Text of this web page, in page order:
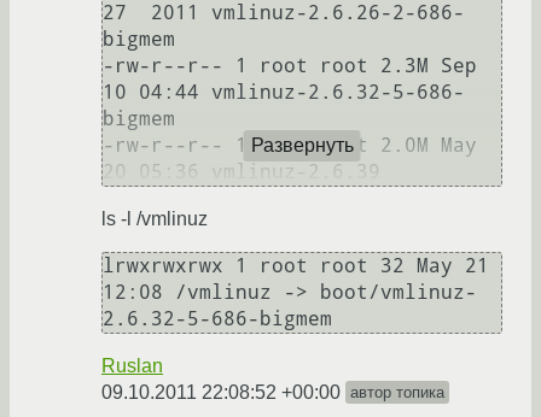
27  2011 vmlinuz-2.6.26-2-686-
bigmem
-rw-r--r-- 1 root root 2.3M Sep
10 04:44 vmlinuz-2.6.32-5-686-
bigmem
-rw-r--r-- 1 root root 2.0M May
Развернуть
ls -l /vmlinuz
lrwxrwxrwx 1 root root 32 May 21
12:08 /vmlinuz -> boot/vmlinuz-
Ruslan
09.10.2011 22:08:52 +00:00 автор топика